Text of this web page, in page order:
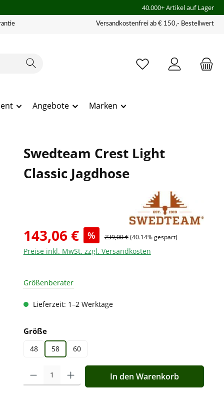
40.000+ Artikel auf Lager
Versandkostenfrei ab € 150,- Bestellwert
Angebote Marken
Swedteam Crest Light
Classic Jagdhose
143,06 € % 239,00 €(40.14% gespart)
Preise inkl. MwSt. zzgl. Versandkosten
Größenberater
Lieferzeit: 1–2 Werktage
Größeauswählen
48 58 60
Produkt Anzahl: Gib den gewünschten Wert ein oder
In den Warenkorb